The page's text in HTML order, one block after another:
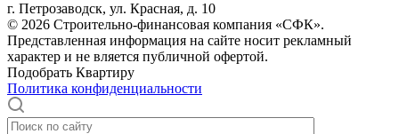
г. Петрозаводск, ул. Красная, д. 10
© 2026 Строительно-финансовая компания «СФК».
Представленная информация на сайте носит рекламный
характер и не вляется публичной офертой.
Подобрать Квартиру
Политика конфиденциальности